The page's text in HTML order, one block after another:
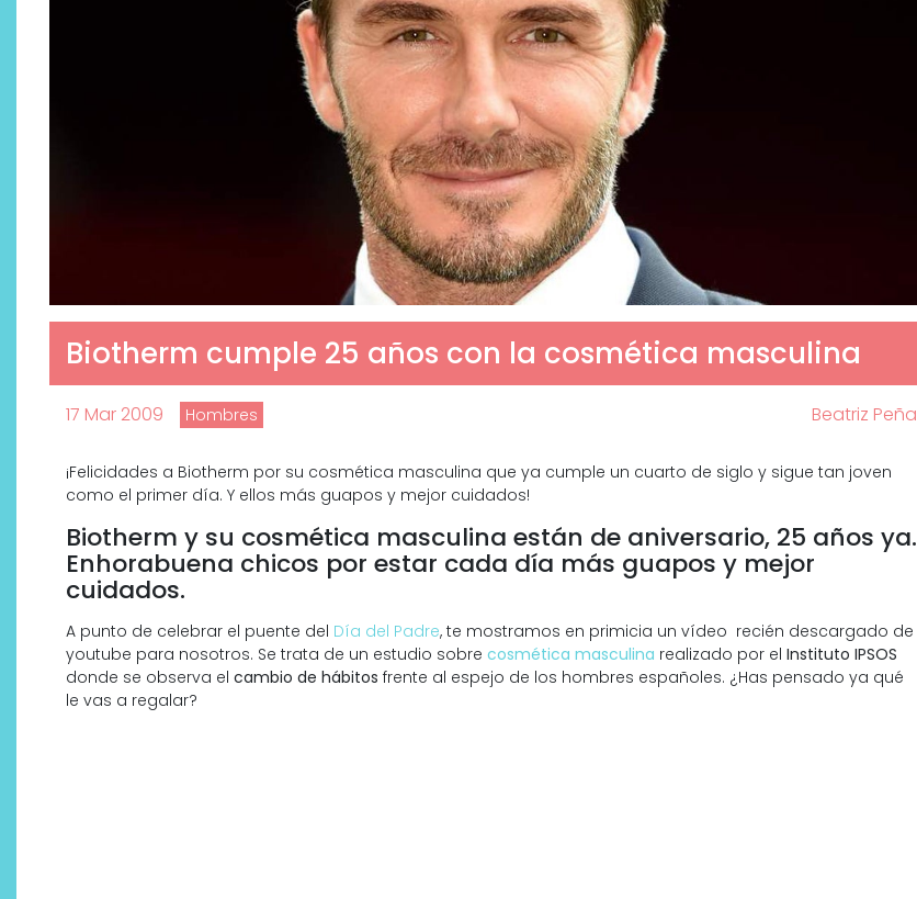
Biotherm cumple 25 años con la cosmética masculina
17 Mar 2009 Hombres Beatriz Peña
¡Felicidades a Biotherm por su cosmética masculina que ya cumple un cuarto de siglo y sigue tan joven
como el primer día. Y ellos más guapos y mejor cuidados!
Biotherm y su cosmética masculina están de aniversario, 25 años ya.
Enhorabuena chicos por estar cada día más guapos y mejor
cuidados.
A punto de celebrar el puente del Día del Padre, te mostramos en primicia un vídeo recién descargado de
youtube para nosotros. Se trata de un estudio sobre cosmética masculina realizado por el Instituto IPSOS
donde se observa el cambio de hábitos frente al espejo de los hombres españoles. ¿Has pensado ya qué
le vas a regalar?